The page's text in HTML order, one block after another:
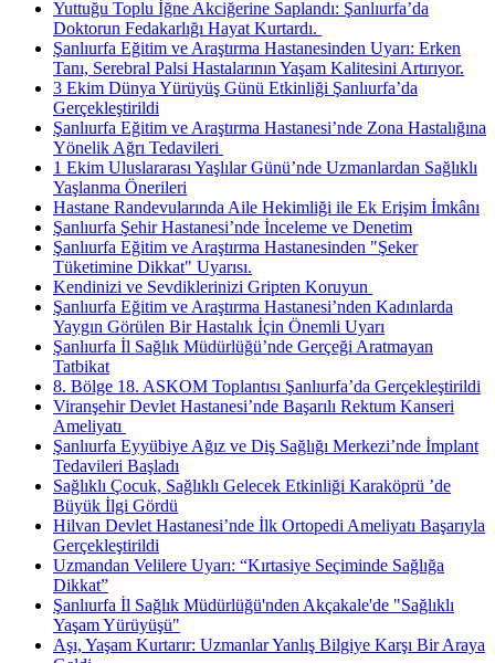
Yuttuğu Toplu İğne Akciğerine Saplandı: Şanlıurfa’da
Doktorun Fedakarlığı Hayat Kurtardı. ​
Şanlıurfa Eğitim ve Araştırma Hastanesinden Uyarı: Erken
Tanı, Serebral Palsi Hastalarının Yaşam Kalitesini Artırıyor.
3 Ekim Dünya Yürüyüş Günü Etkinliği Şanlıurfa’da
Gerçekleştirildi
Şanlıurfa Eğitim ve Araştırma Hastanesi’nde Zona Hastalığına
Yönelik Ağrı Tedavileri ​
1 Ekim Uluslararası Yaşlılar Günü’nde Uzmanlardan Sağlıklı
Yaşlanma Önerileri
Hastane Randevularında Aile Hekimliği ile Ek Erişim İmkânı
Şanlıurfa Şehir Hastanesi’nde İnceleme ve Denetim
Şanlıurfa Eğitim ve Araştırma Hastanesinden "Şeker
Tüketimine Dikkat" Uyarısı.
Kendinizi ve Sevdiklerinizi Gripten Koruyun ​
Şanlıurfa Eğitim ve Araştırma Hastanesi’nden Kadınlarda
Yaygın Görülen Bir Hastalık İçin Önemli Uyarı
Şanlıurfa İl Sağlık Müdürlüğü’nde Gerçeği Aratmayan
Tatbikat
8. Bölge 18. ASKOM Toplantısı Şanlıurfa’da Gerçekleştirildi
Viranşehir Devlet Hastanesi’nde Başarılı Rektum Kanseri
Ameliyatı ​
Şanlıurfa Eyyübiye Ağız ve Diş Sağlığı Merkezi’nde İmplant
Tedavileri Başladı
Sağlıklı Çocuk, Sağlıklı Gelecek Etkinliği Karaköprü ’de
Büyük İlgi Gördü
Hilvan Devlet Hastanesi’nde İlk Ortopedi Ameliyatı Başarıyla
Gerçekleştirildi
Uzmandan Velilere Uyarı: “Kırtasiye Seçiminde Sağlığa
Dikkat”
Şanlıurfa İl Sağlık Müdürlüğü'nden Akçakale'de "Sağlıklı
Yaşam Yürüyüşü"
Aşı, Yaşam Kurtarır: Uzmanlar Yanlış Bilgiye Karşı Bir Araya